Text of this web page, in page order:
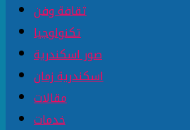
ثقافة وفن
تكنولوجيا
صور اسكندرية
اسكندرية زمان
مقالات
خدمات